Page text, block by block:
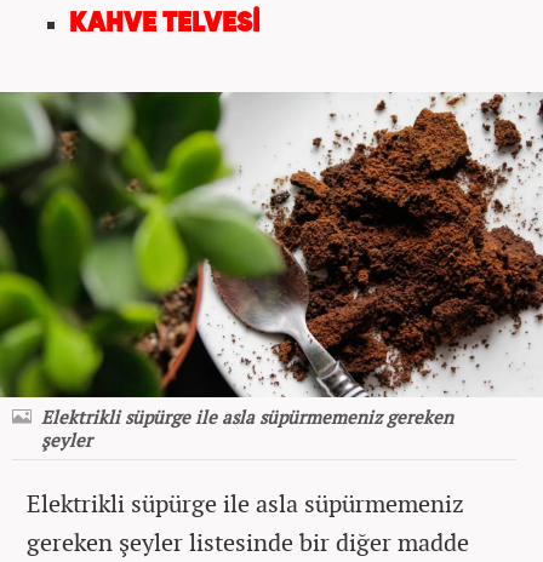
KAHVE TELVESİ
Elektrikli süpürge ile asla süpürmemeniz gereken
şeyler
Elektrikli süpürge ile asla süpürmemeniz
gereken şeyler listesinde bir diğer madde